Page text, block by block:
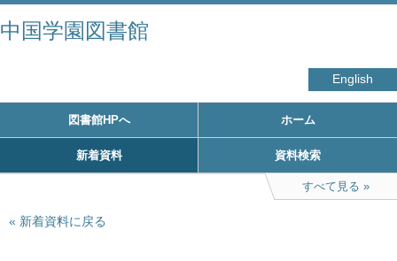
中国学園図書館
English
図書館HPへ ホーム
新着資料 資料検索
すべて見る
新着資料に戻る